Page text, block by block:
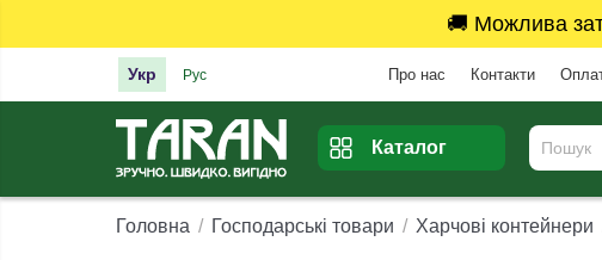
🚚 Можлива
Укр Рус Про нас Контакти
Каталог
Головна Господарські товари Харчові контейнери